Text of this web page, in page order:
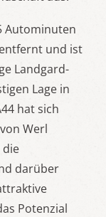
Autominuten
und ist
Landgard-
Lage in
hat sich
Werl
die
darüber
Potenzial